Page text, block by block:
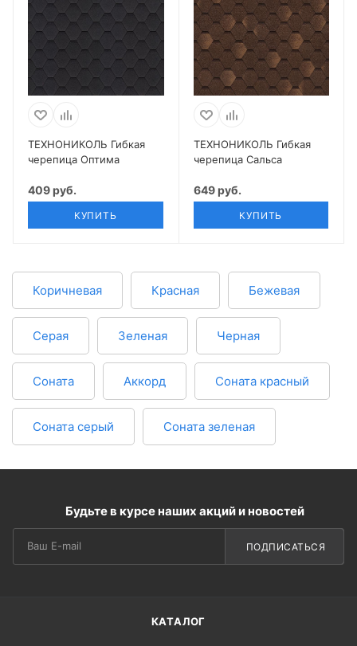
ТЕХНОНИКОЛЬ Гибкая
черепица Оптима
409 руб.
КУПИТЬ
ТЕХНОНИКОЛЬ Гибкая
черепица Сальса
649 руб.
КУПИТЬ
Коричневая Красная Бежевая
Серая Зеленая Черная
Соната Аккорд Соната красный
Соната серый Cоната зеленая
Будьте в курсе наших акций и новостей
ПОДПИСАТЬСЯ
КАТАЛОГ